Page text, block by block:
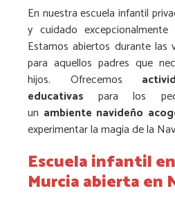
En nuestra escuela infantil
y cuidado
Estamos abiertos durante las
para aquellos padres que
hijos. Ofrecemos
educativas para los
un ambiente navideño
experimentar la magia de la
Escuela infantil
Murcia abierta en